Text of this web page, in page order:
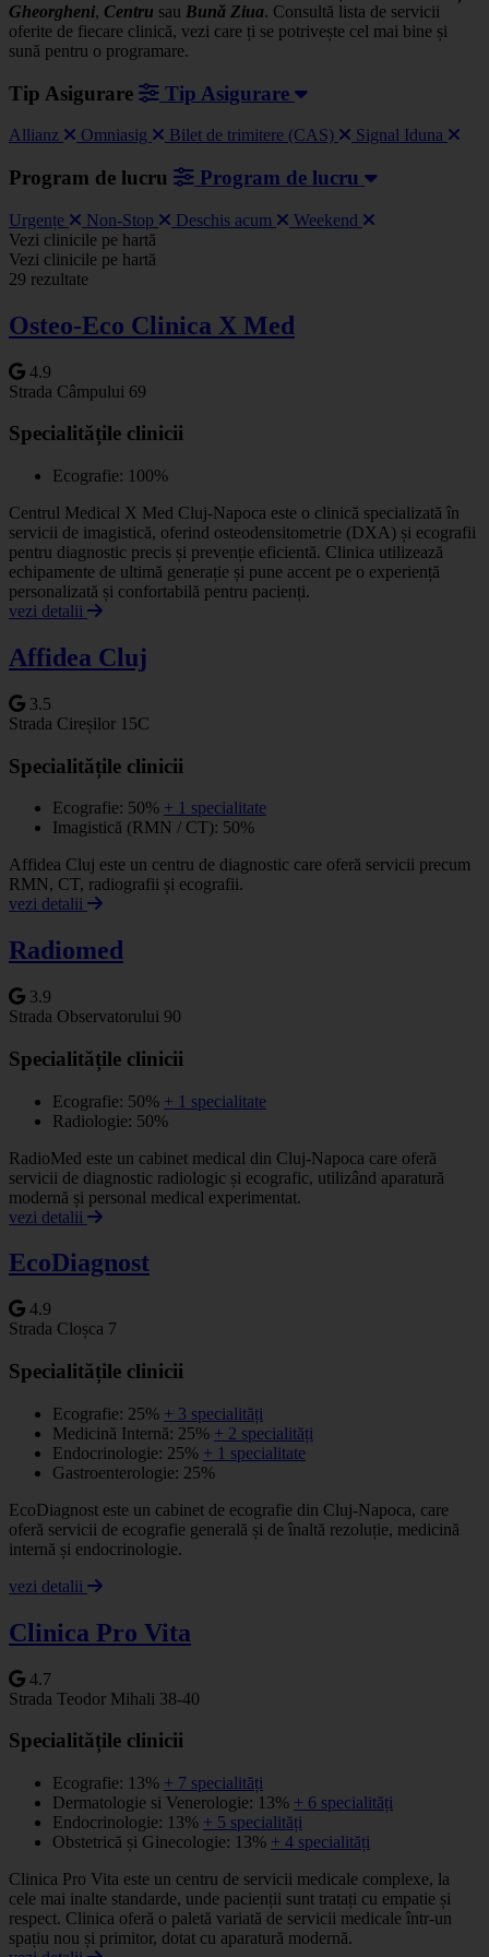
Gheorgheni, Centru sau Bună Ziua. Consultă lista de servicii
oferite de fiecare clinică, vezi care ți se potrivește cel mai bine și
sună pentru o programare.
Tip Asigurare Tip Asigurare
Allianz Omniasig Bilet de trimitere (CAS) Signal Iduna
Program de lucru Program de lucru
Urgențe Non-Stop Deschis acum Weekend
+
−
Vezi clinicile pe hartă
Vezi clinicile pe hartă
29 rezultate
Osteo-Eco Clinica X Med
4.9
Strada Câmpului 69
Specialitățile clinicii
Ecografie: 100%
Centrul Medical X Med Cluj-Napoca este o clinică specializată în
servicii de imagistică, oferind osteodensitometrie (DXA) și ecografii
pentru diagnostic precis și prevenție eficientă. Clinica utilizează
echipamente de ultimă generație și pune accent pe o experiență
personalizată și confortabilă pentru pacienți.
vezi detalii
Affidea Cluj
3.5
Strada Cireșilor 15C
Specialitățile clinicii
Ecografie: 50% + 1 specialitate
Imagistică (RMN / CT): 50%
Affidea Cluj este un centru de diagnostic care oferă servicii precum
RMN, CT, radiografii și ecografii.
vezi detalii
Radiomed
3.9
Strada Observatorului 90
Specialitățile clinicii
Ecografie: 50% + 1 specialitate
Radiologie: 50%
RadioMed este un cabinet medical din Cluj-Napoca care oferă
servicii de diagnostic radiologic și ecografic, utilizând aparatură
modernă și personal medical experimentat.
vezi detalii
EcoDiagnost
4.9
Strada Cloșca 7
Specialitățile clinicii
Ecografie: 25% + 3 specialități
Medicină Internă: 25% + 2 specialități
Endocrinologie: 25% + 1 specialitate
Gastroenterologie: 25%
EcoDiagnost este un cabinet de ecografie din Cluj-Napoca, care
oferă servicii de ecografie generală și de înaltă rezoluție, medicină
internă și endocrinologie.
vezi detalii
Clinica Pro Vita
4.7
Strada Teodor Mihali 38-40
Specialitățile clinicii
Ecografie: 13% + 7 specialități
Dermatologie si Venerologie: 13% + 6 specialități
Endocrinologie: 13% + 5 specialități
Obstetrică și Ginecologie: 13% + 4 specialități
Clinica Pro Vita este un centru de servicii medicale complexe, la
cele mai inalte standarde, unde pacienții sunt tratați cu empatie și
respect. Clinica oferă o paletă variată de servicii medicale într-un
spațiu nou și primitor, dotat cu aparatură modernă.